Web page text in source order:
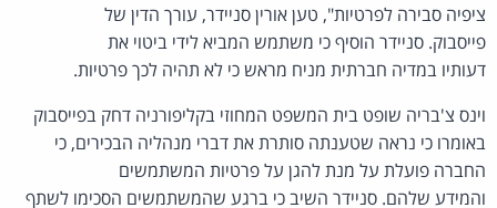
ציפיה סבירה לפרטיות", טען אורין סניידר, עורך הדין של
פייסבוק. סניידר הוסיף כי משתמש המביא לידי ביטוי את
דעותיו במדיה חברתית מניח מראש כי לא תהיה לכך פרטיות.
וינס צ'בריה שופט בית המשפט המחוזי בקליפורניה דחק בפייסבוק
באומרו כי נראה שטענתה סותרת את דברי מנהליה הבכירים, כי
החברה פועלת על מנת להגן על פרטיות המשתמשים
והמידע שלהם. סניידר השיב כי ברגע שהמשתמשים הסכימו לשתף